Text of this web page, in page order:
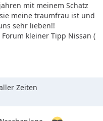
mit meinem Schatz
meine traumfrau ist und
sehr lieben!!
kleiner Tipp Nissan (
Zeiten